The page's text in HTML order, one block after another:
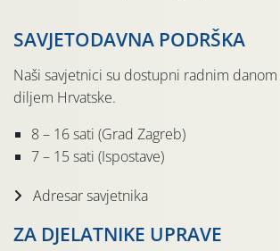
SAVJETODAVNA PODRŠKA
Naši savjetnici su dostupni radnim
diljem Hrvatske.
8 – 16 sati (Grad Zagreb)
7 – 15 sati (Ispostave)
Adresar savjetnika
ZA DJELATNIKE UPRAVE